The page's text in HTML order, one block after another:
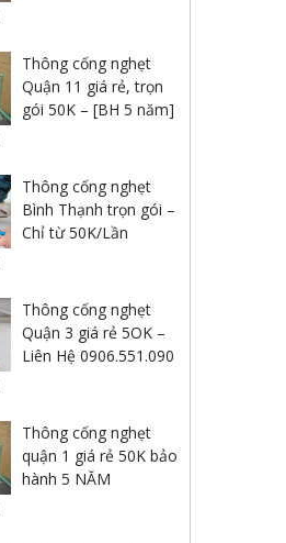
Thông cống nghẹt
Quận 11 giá rẻ, trọn
gói 50K – [BH 5 năm]
Thông cống nghẹt
Bình Thạnh trọn gói –
Chỉ từ 50K/Lần
Thông cống nghẹt
Quận 3 giá rẻ 5OK –
Liên Hệ 0906.551.090
Thông cống nghẹt
quận 1 giá rẻ 50K bảo
hành 5 NĂM